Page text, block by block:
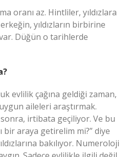
oranı az. Hintliler, yıldızlara
yıldızların birbirine
Düğün o tarihlerde
evlilik çağına geldiği zaman,
aileleri araştırmak.
irtibata geçiliyor. Ve bu
bir araya getirelim mi?” diye
bakılıyor. Numeroloji